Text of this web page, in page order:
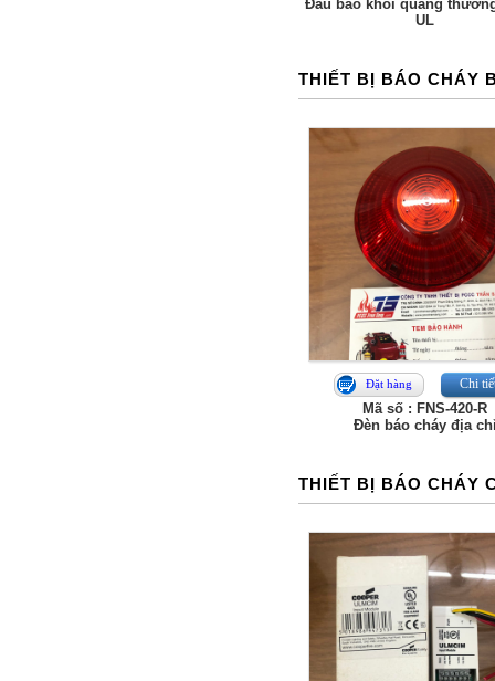
Đầu báo khói quang
UL
THIẾT BỊ BÁO CHÁY
Đặt hàng Chi
Mã số : FNS‑420‑R
Đèn báo cháy địa
THIẾT BỊ BÁO CHÁY